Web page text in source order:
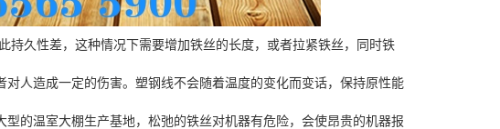
持久性差，这种情况下需要增加铁丝的长度，或者拉紧铁丝，同时铁
人造成一定的伤害。塑钢线不会随着温度的变化而变话，保持原性能
的温室大棚生产基地，松弛的铁丝对机器有危险，会使昂贵的机器报